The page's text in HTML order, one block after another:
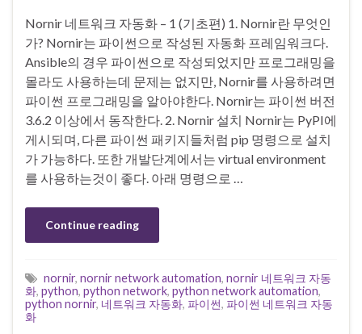
Nornir 네트워크 자동화 – 1 (기초편) 1. Nornir란 무엇인
가? Nornir는 파이썬으로 작성된 자동화 프레임워크다.
Ansible의 경우 파이썬으로 작성되었지만 프로그래밍을
몰라도 사용하는데 문제는 없지만, Nornir를 사용하려면
파이썬 프로그래밍을 알아야한다. Nornir는 파이썬 버전
3.6.2 이상에서 동작한다. 2. Nornir 설치 Nornir는 PyPI에
게시되며, 다른 파이썬 패키지들처럼 pip 명령으로 설치
가 가능하다. 또한 개발단계에서는 virtual environment
를 사용하는것이 좋다. 아래 명령으로 …
Continue reading
nornir, nornir network automation, nornir 네트워크 자동
화, python, python network, python network automation,
python nornir, 네트워크 자동화, 파이썬, 파이썬 네트워크 자동
화